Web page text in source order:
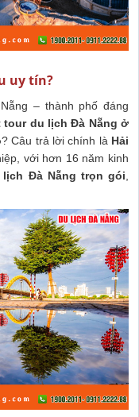
uy tín?
– thành phố đáng
tour du lịch Đà Nẵng ở
? Câu trả lời chính là Hải
với hơn 16 năm kinh
Đà Nẵng trọn gói